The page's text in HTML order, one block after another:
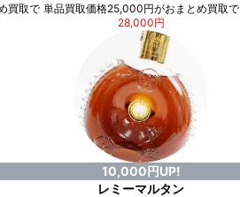
買取で 単品買取価格25,000円がおまとめ買取で
28,000円
10,000円UP!
レミーマルタン